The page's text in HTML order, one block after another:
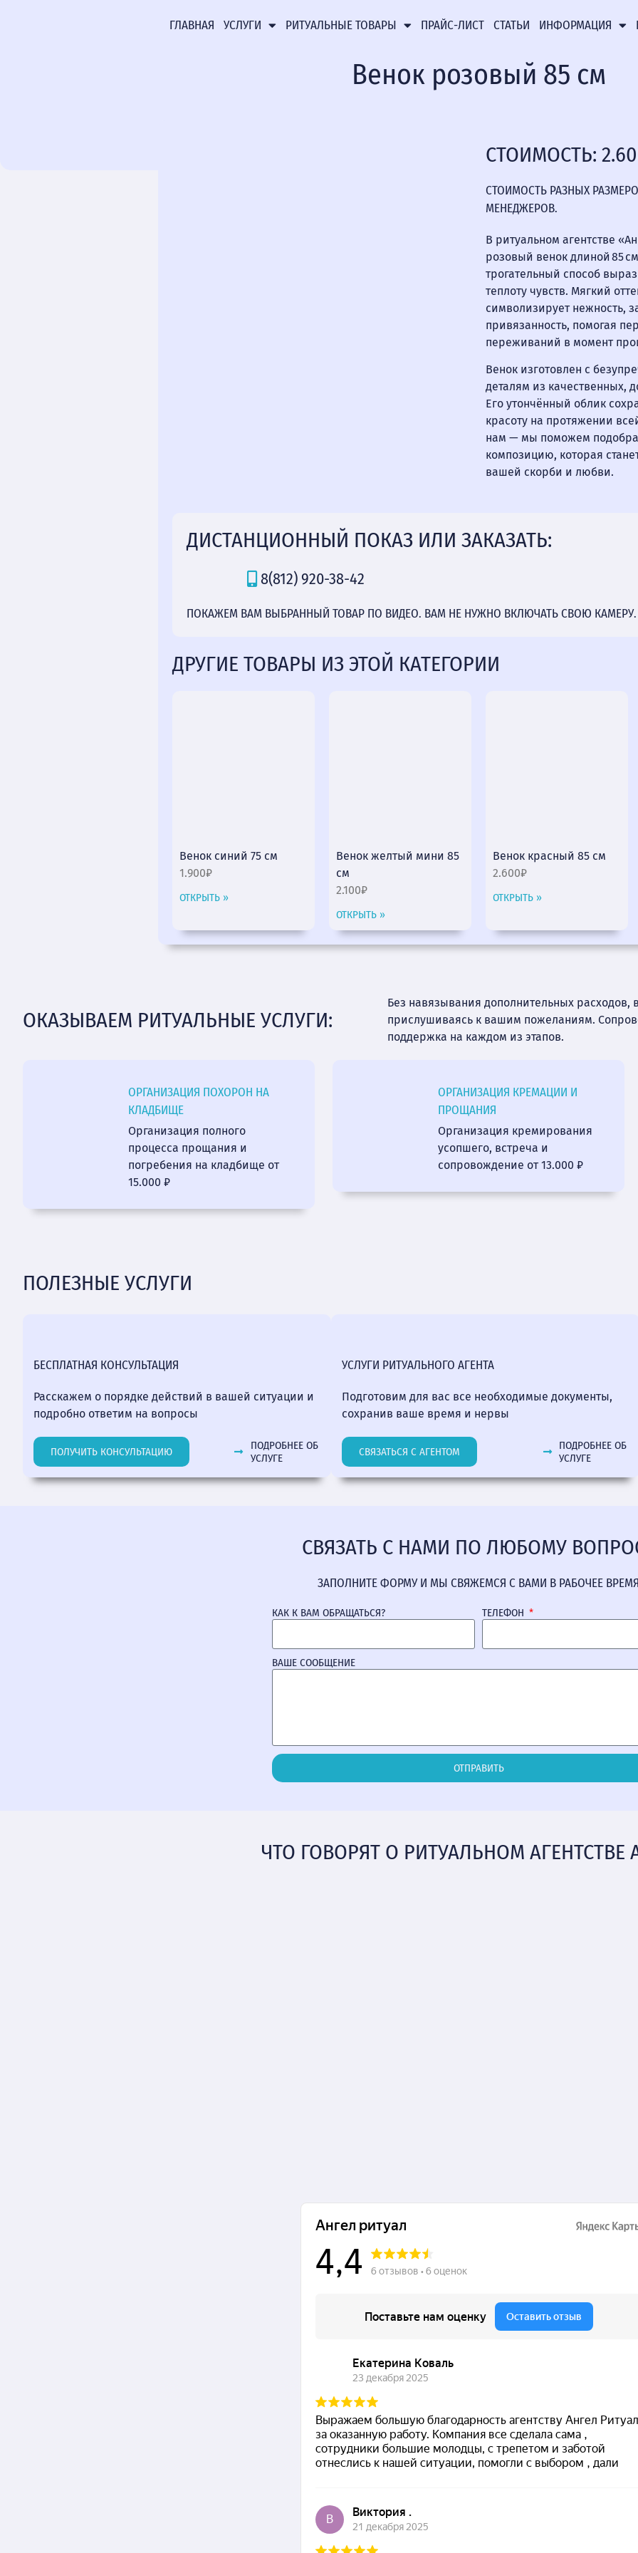
ГЛАВНАЯ УСЛУГИ РИТУАЛЬНЫЕ ТОВАРЫ ПРАЙС-ЛИСТ СТАТЬИ ИНФОРМАЦИЯ
Венок розовый 85 см
СТОИМОСТЬ:
СТОИМОСТЬ РАЗНЫХ
МЕНЕДЖЕРОВ.
В ритуальном агентстве
розовый венок длиной 85
трогательный способ
теплоту чувств. Мягкий
символизирует нежность,
привязанность, помогая
переживаний в момент
Венок изготовлен с
деталям из качественных,
Его утончённый облик
красоту на протяжении
нам — мы поможем
композицию, которая
вашей скорби и любви.
ДИСТАНЦИОННЫЙ ПОКАЗ ИЛИ ЗАКАЗАТЬ:
8(812) 920-38-42
ПОКАЖЕМ ВАМ ВЫБРАННЫЙ ТОВАР ПО ВИДЕО. ВАМ НЕ НУЖНО ВКЛЮЧАТЬ СВОЮ КАМЕРУ.
ДРУГИЕ ТОВАРЫ ИЗ ЭТОЙ КАТЕГОРИИ
Венок синий 75 см
1.900₽
ОТКРЫТЬ »
Венок желтый мини 85
см
2.100₽
ОТКРЫТЬ »
Венок красный 85 см
2.600₽
ОТКРЫТЬ »
ОКАЗЫВАЕМ РИТУАЛЬНЫЕ УСЛУГИ:
Без навязывания дополнительных расходов,
прислушиваясь к вашим пожеланиям.
поддержка на каждом из этапов.
ОРГАНИЗАЦИЯ ПОХОРОН НА
КЛАДБИЩЕ
Организация полного
процесса прощания и
погребения на кладбище от
15.000 ₽
ОРГАНИЗАЦИЯ КРЕМАЦИИ И
ПРОЩАНИЯ
Организация кремирования
усопшего, встреча и
сопровождение от 13.000 ₽
ПОЛЕЗНЫЕ УСЛУГИ
БЕСПЛАТНАЯ КОНСУЛЬТАЦИЯ
Расскажем о порядке действий в вашей ситуации и
подробно ответим на вопросы
ПОЛУЧИТЬ КОНСУЛЬТАЦИЮ
ПОДРОБНЕЕ ОБ
УСЛУГЕ
УСЛУГИ РИТУАЛЬНОГО АГЕНТА
Подготовим для вас все необходимые документы,
сохранив ваше время и нервы
СВЯЗАТЬСЯ С АГЕНТОМ
ПОДРОБНЕЕ ОБ
УСЛУГЕ
СВЯЗАТЬ С НАМИ ПО ЛЮБОМУ
ЗАПОЛНИТЕ ФОРМУ И МЫ СВЯЖЕМСЯ С ВАМИ В РАБОЧЕЕ ВРЕМЯ
КАК К ВАМ ОБРАЩАТЬСЯ? ТЕЛЕФОН
ВАШЕ СООБЩЕНИЕ
ОТПРАВИТЬ
ЧТО ГОВОРЯТ О РИТУАЛЬНОМ АГЕНТСТВЕ